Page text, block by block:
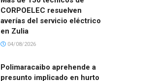
CORPOELEC resuelven
averías del servicio eléctrico
en Zulia
04/08/2026
Polimaracaibo aprehende a
presunto implicado en hurto